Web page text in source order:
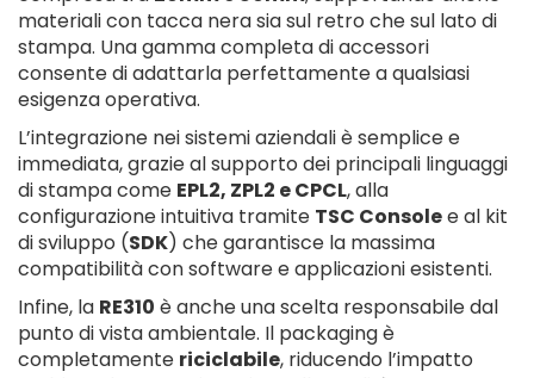
materiali con tacca nera sia sul retro che sul lato di
stampa. Una gamma completa di accessori
consente di adattarla perfettamente a qualsiasi
esigenza operativa.
L’integrazione nei sistemi aziendali è semplice e
immediata, grazie al supporto dei principali linguaggi
di stampa come EPL2, ZPL2 e CPCL, alla
configurazione intuitiva tramite TSC Consolee al kit
di sviluppo (SDK) che garantisce la massima
compatibilità con software e applicazioni esistenti.
Infine, la RE310 è anche una scelta responsabile dal
punto di vista ambientale. Il packaging è
completamente riciclabile, riducendo l’impatto